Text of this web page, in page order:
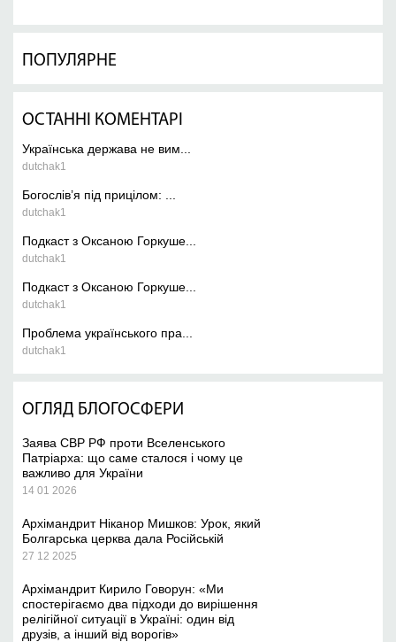
ПОПУЛЯРНЕ
ОСТАННІ КОМЕНТАРІ
Українська держава не вим...
dutchak1
Богослів’я під прицілом: ...
dutchak1
Подкаст з Оксаною Горкуше...
dutchak1
Подкаст з Оксаною Горкуше...
dutchak1
Проблема українського пра...
dutchak1
ОГЛЯД БЛОГОСФЕРИ
Заява СВР РФ проти Вселенського
Патріарха: що саме сталося і чому це
важливо для України
14 01 2026
Архімандрит Ніканор Мишков: Урок, який
Болгарська церква дала Російській
27 12 2025
Архімандрит Кирило Говорун: «Ми
спостерігаємо два підходи до вирішення
релігійної ситуації в Україні: один від
друзів, а інший від ворогів»